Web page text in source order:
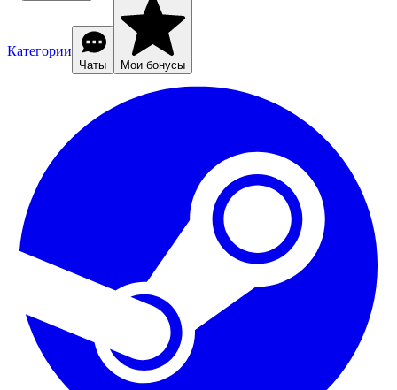
Категории
Чаты Мои бонусы